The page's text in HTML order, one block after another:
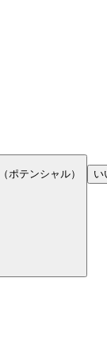
ポテンシャル） い